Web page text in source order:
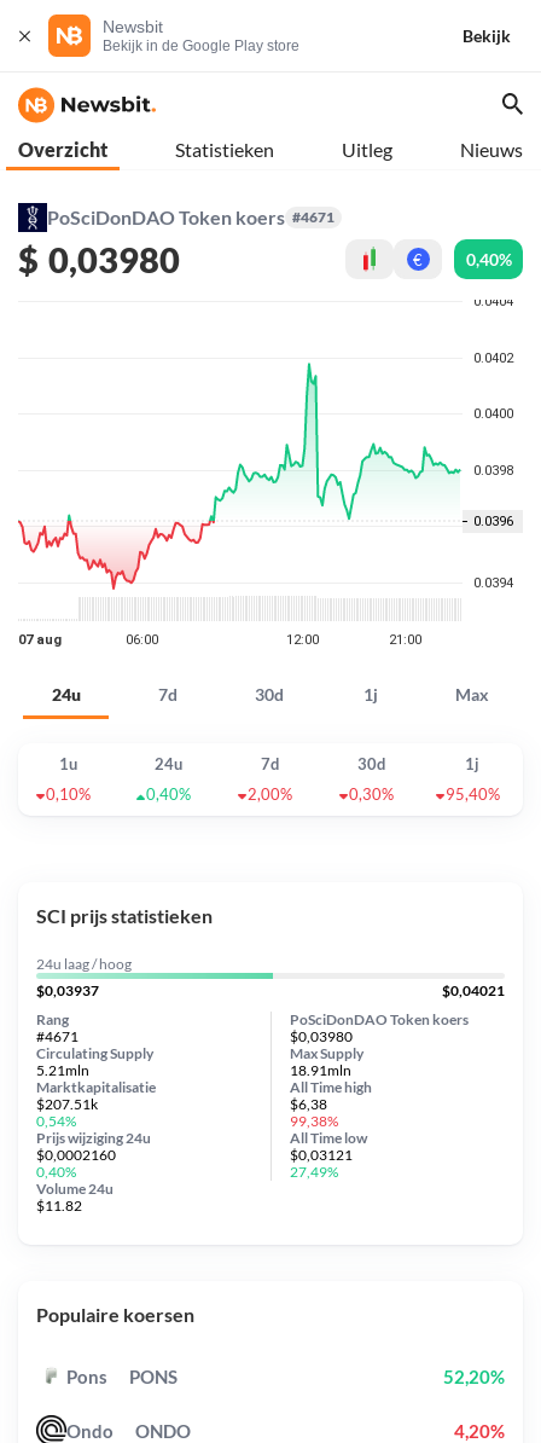
Newsbit
Bekijk in de Google Play store
Bekijk
Overzicht Statistieken Uitleg Nieuws
PoSciDonDAO Token koers #4671
$ 0,03980 € 0,40%
24u 7d 30d 1j Max
1u 24u 7d 30d
1j
0,10%
0,40% 2,00% 0,30% 95,40%
SCI prijs statistieken
24u laag / hoog
$0,03937
$0,04021
PoSciDonDAO Token koers
$0,03980
Circulating Supply
5.21mln
Prijs wijziging24u
$0,0002160
0,40%
Max Supply
18.91mln
Marktkapitalisatie
$207.51k
0,54%
Volume 24u
$11.82
Rang
#4671
All Timehigh
$6,38
99,38%
All Time low
$0,03121
27,49%
Populaire koersen
Pons PONS 52,20%
Ondo ONDO 4,20%